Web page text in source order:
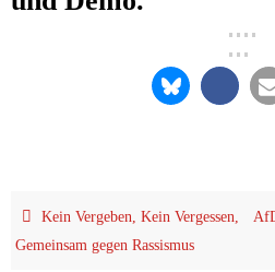
Kein Ver­ge­ben, Kein Ver­ges­sen,
Gemein­sam gegen Rassismus